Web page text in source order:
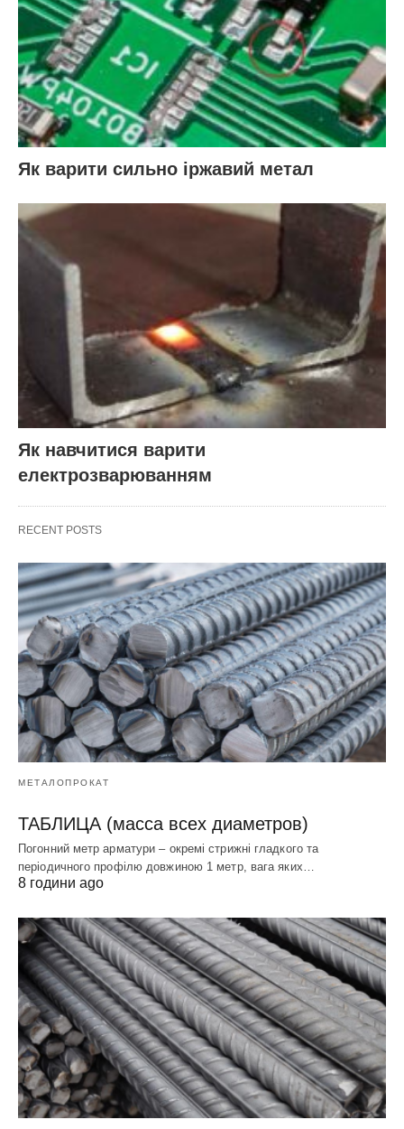
Як варити сильно іржавий метал
Як навчитися варити
електрозварюванням
RECENT POSTS
МЕТАЛОПРОКАТ
ТАБЛИЦА (масса всех диаметров)
Погонний метр арматури – окремі стрижні гладкого та
періодичного профілю довжиною 1 метр, вага яких…
8 години ago